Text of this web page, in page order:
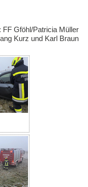
FF Gföhl/Patricia Müller
Kurz und Karl Braun